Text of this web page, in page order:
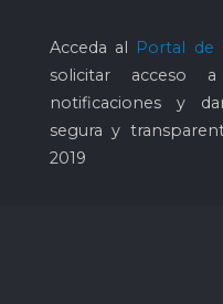
Acceda al Portal de
solicitar acceso
notificaciones y
segura y
2019